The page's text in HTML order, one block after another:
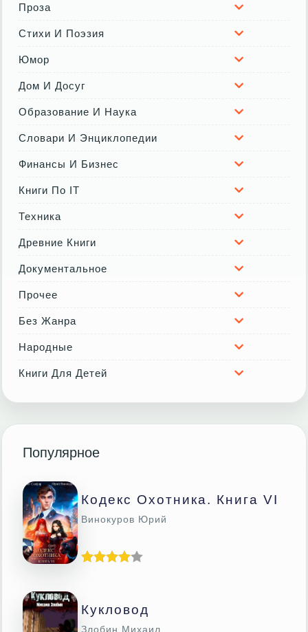
Проза
Стихи И Поэзия
Юмор
Дом И Досуг
Образование И Наука
Словари И Энциклопедии
Финансы И Бизнес
Книги По IT
Техника
Древние Книги
Документальное
Прочее
Без Жанра
Народные
Книги Для Детей
Популярное
Кодекс Охотника. Книга VI
Винокуров Юрий
Кукловод
Злобин Михаил